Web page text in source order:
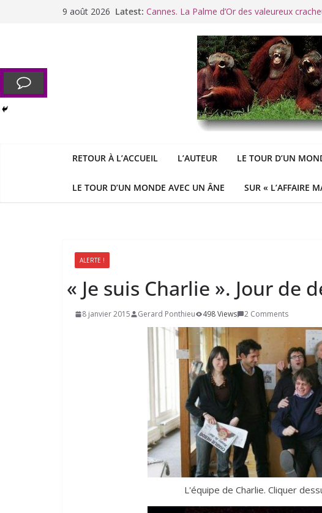
9 août 2026 Latest: Cannes. La Palme d’Or des valeureux
Racisme. Moi, Picard-Marseillais traité de «
George : « Le meilleur des
Le patriarcat », bouc émissaire des
RETOUR À L’ACCUEIL L’AUTEUR LE TOUR D’UN
LE TOUR D’UN MONDE AVEC UN ÂNE SUR « L’AFFAIRE
ALERTE !
« Je suis Charlie ». Jour de
8 janvier 2015 Gerard Ponthieu 498 Views 2 Comments
L'équipe de Charlie. Cliquer